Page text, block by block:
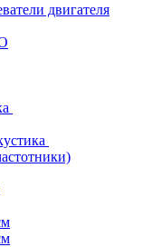
двигателя